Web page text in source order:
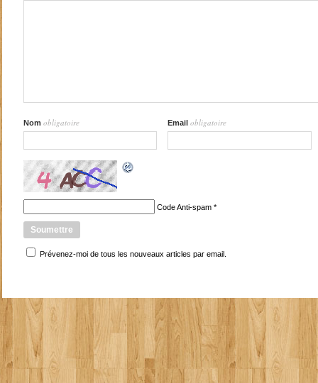
Nom obligatoire Email obligatoire
Code Anti-spam*
Prévenez-moi de tous les nouveaux articles par email.